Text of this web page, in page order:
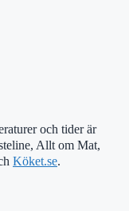
och tider är
Allt om Mat,
Köket.se.